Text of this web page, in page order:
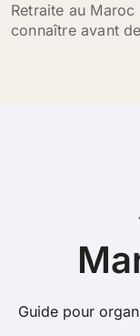
Retraite au
connaître avant
Guide pour